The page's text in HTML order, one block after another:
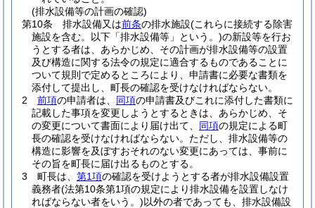
(排水設備等の計画の確認)
第10条
排水設備又は前条の排水施設(これらに接続する除害
施設を含む。以下「排水設備等」という。)の新設等を行お
うとする者は、あらかじめ、その計画が排水設備等の設置
及び構造に関する法令の規定に適合するものであることに
ついて規則で定めるところにより、申請書に必要な書類を
添付して提出し、町長の確認を受けなければならない。
2
前項の申請者は、 同項の申請書及びこれに添付した書類に
記載した事項を変更しようとするときは、あらかじめ、そ
の変更について書面により届け出て、 同項の規定による町
長の確認を受けなければならない。 ただし、排水設備等の
構造に影響を及ぼすおそれのない変更にあっては、事前に
その旨を町長に届け出るものとする。
3
町長は、 第1項の確認を受けようとする者が排水設備設置
義務者(法第10条第1項の規定により排水設備を設置しなけ
ればならない者をいう。)以外の者であっても、排水設備設